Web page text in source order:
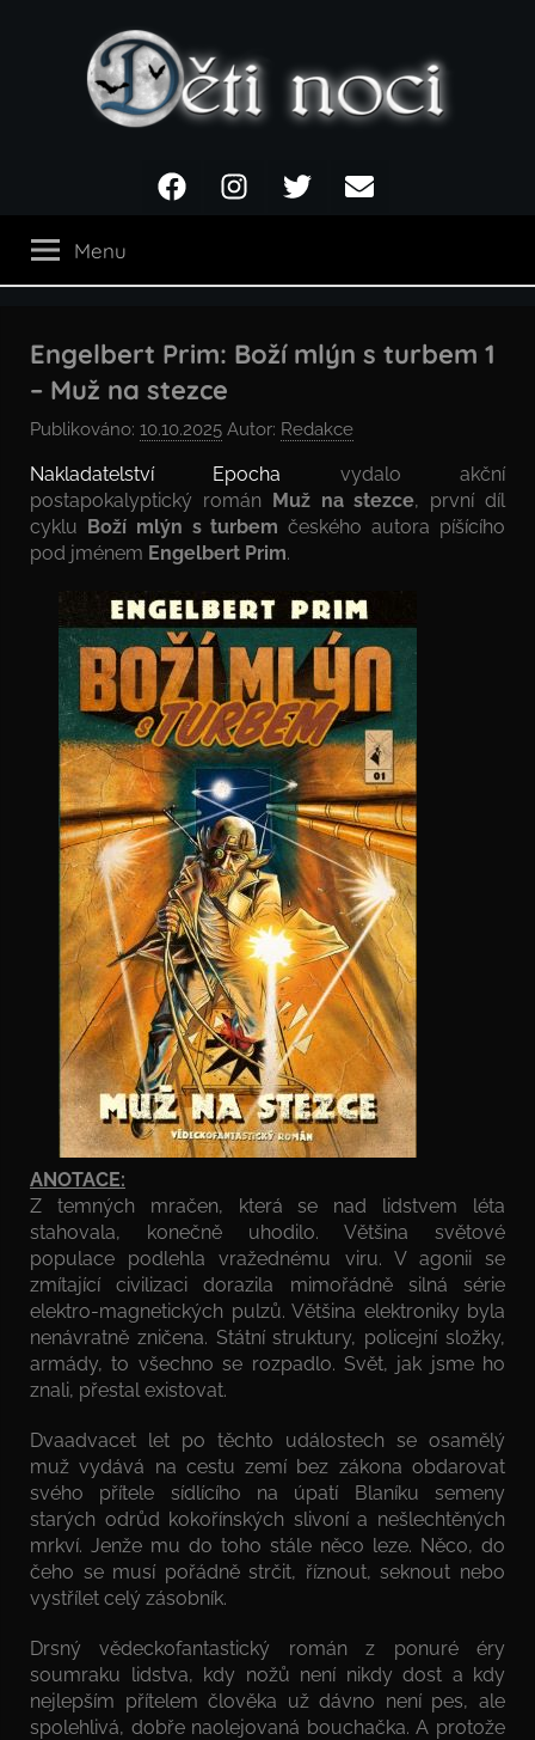
noci
FacebookInstagramTwitter Email
Menu
Engelbert Prim: Boží mlýn s turbem 1
– Muž na stezce
Publikováno: 10.10.2025 Autor: Redakce
Nakladatelství Epocha vydalo akční
postapokalyptický román Muž na stezce, první díl
cyklu Boží mlýn s turbem českého autora píšícího
pod jménem Engelbert Prim.
ANOTACE:
Z temných mračen, která se nad lidstvem léta
stahovala, konečně uhodilo. Většina světové
populace podlehla vražednému viru. V agonii se
zmítající civilizaci dorazila mimořádně silná série
elektro-magnetických pulzů. Většina elektroniky byla
nenávratně zničena. Státní struktury, policejní složky,
armády, to všechno se rozpadlo. Svět, jak jsme ho
znali, přestal existovat.
Dvaadvacet let po těchto událostech se osamělý
muž vydává na cestu zemí bez zákona obdarovat
svého přítele sídlícího na úpatí Blaníku semeny
starých odrůd kokořínských slivoní a nešlechtěných
mrkví. Jenže mu do toho stále něco leze. Něco, do
čeho se musí pořádně strčit, říznout, seknout nebo
vystřílet celý zásobník.
Drsný vědeckofantastický román z ponuré éry
soumraku lidstva, kdy nožů není nikdy dost a kdy
nejlepším přítelem člověka už dávno není pes, ale
spolehlivá, dobře naolejovaná bouchačka. A protože